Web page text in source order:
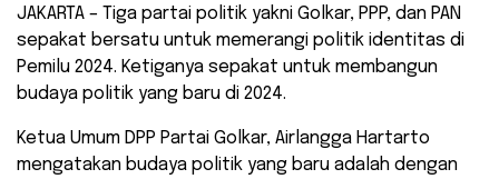
JAKARTA – Tiga partai politik yakni Golkar, PPP, dan PAN
sepakat bersatu untuk memerangi politik identitas di
Pemilu 2024. Ketiganya sepakat untuk membangun
budaya politik yang baru di 2024.
Ketua Umum DPP Partai Golkar, Airlangga Hartarto
mengatakan budaya politik yang baru adalah dengan